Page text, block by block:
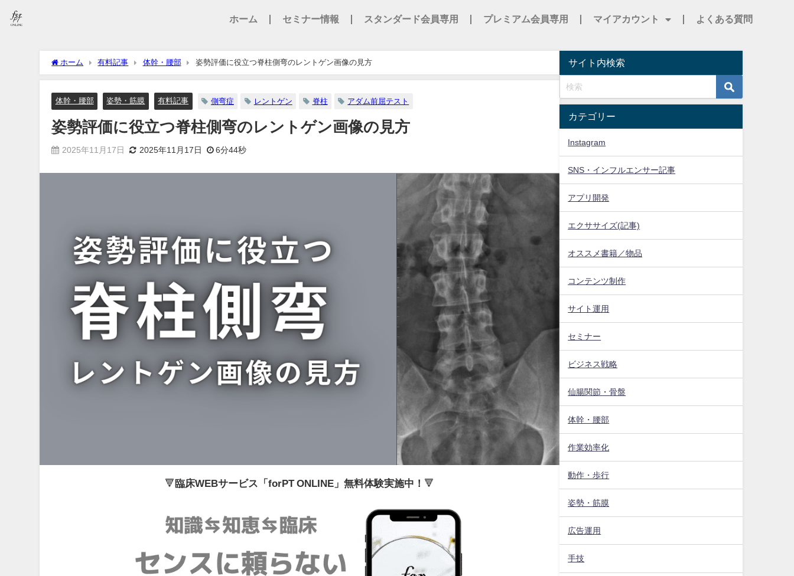
ホーム セミナー情報 スタンダード会員専用 プレミアム会員専用 マイアカウント よくある質問
ホーム 有料記事 体幹・腰部 姿勢評価に役立つ脊柱側弯のレントゲン画像の見方
体幹・腰部 姿勢・筋膜 有料記事 側弯症 レントゲン 脊柱 アダム前屈テスト
姿勢評価に役立つ脊柱側弯のレントゲン画像の見方
2025年11月17日 2025年11月17日 6分44秒
🔻 臨床WEBサービス「forPT ONLINE」無料体験実施中！ 🔻
サイト内検索
カテゴリー
Instagram
SNS・インフルエンサー記事
アプリ開発
エクササイズ(記事)
オススメ書籍／物品
コンテンツ制作
サイト運用
セミナー
ビジネス戦略
仙腸関節・骨盤
体幹・腰部
作業効率化
動作・歩行
姿勢・筋膜
広告運用
手技